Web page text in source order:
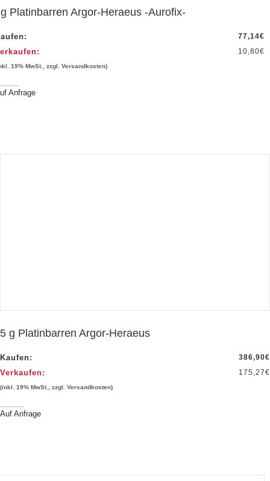
Platinbarren Argor-Heraeus -Aurofix-
77,14€
10,80€
19% MwSt., zzgl. Versandkosten)
Anfrage
5 g Platinbarren Argor-Heraeus
Kaufen: 386,90€
Verkaufen: 175,27€
(inkl. 19% MwSt., zzgl. Versandkosten)
Auf Anfrage